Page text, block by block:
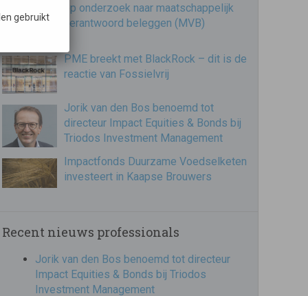
op onderzoek naar maatschappelijk
verantwoord beleggen (MVB)
PME breekt met BlackRock – dit is de
reactie van Fossielvrij
Jorik van den Bos benoemd tot
directeur Impact Equities & Bonds bij
Triodos Investment Management
Impactfonds Duurzame Voedselketen
investeert in Kaapse Brouwers
Recent nieuws professionals
Jorik van den Bos benoemd tot directeur
Impact Equities & Bonds bij Triodos
Investment Management
gebruikt